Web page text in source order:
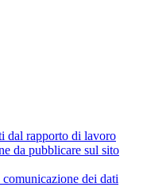
dal rapporto di lavoro
da pubblicare sul sito
dei dati